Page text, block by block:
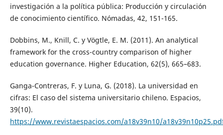
investigación a la política pública: Producción y circulación
de conocimiento científico. Nómadas, 42, 151-165.
Dobbins, M., Knill, C. y Vögtle, E. M. (2011). An analytical
framework for the cross-country comparison of higher
education governance. Higher Education, 62(5), 665–683.
Ganga-Contreras, F. y Luna, G. (2018). La universidad en
cifras: El caso del sistema universitario chileno. Espacios,
39(10).
https://www.revistaespacios.com/a18v39n10/